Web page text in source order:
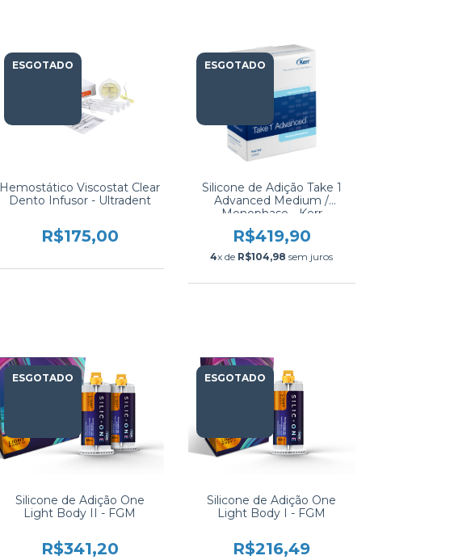
ESGOTADO
Hemostático Viscostat Clear
Dento Infusor - Ultradent
R$175,00
ESGOTADO
Silicone de Adição Take 1
Advanced Medium /
Monophase - Kerr
R$419,90
4x de R$104,98 sem juros
ESGOTADO
Silicone de Adição One
Light Body II - FGM
R$341,20
ESGOTADO
Silicone de Adição One
Light Body I - FGM
R$216,49